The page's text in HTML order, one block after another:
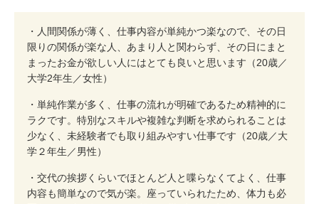
・人間関係が薄く、仕事内容が単純かつ楽なので、その日
限りの関係が楽な人、あまり人と関わらず、その日にまと
まったお金が欲しい人にはとても良いと思います（20歳／
大学2年生／女性）
・単純作業が多く、仕事の流れが明確であるため精神的に
ラクです。特別なスキルや複雑な判断を求められることは
少なく、未経験者でも取り組みやすい仕事です（20歳／大
学２年生／男性）
・交代の挨拶くらいでほとんど人と喋らなくてよく、仕事
内容も簡単なので気が楽。座っていられたため、体力も必